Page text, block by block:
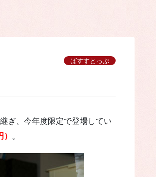
ばすすとっぷ
ぎ、今年度限定で登場してい
。